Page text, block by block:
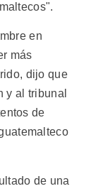
en
más
dijo que
y al tribunal
de
de una